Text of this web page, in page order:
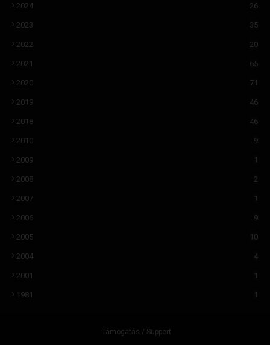
2024 26
2023 35
2022 20
2021 65
2020 71
2019 46
2018 46
2010 9
2009 1
2008 2
2007 1
2006 9
2005 10
2004 4
2001 1
1981 1
Támogatás / Support